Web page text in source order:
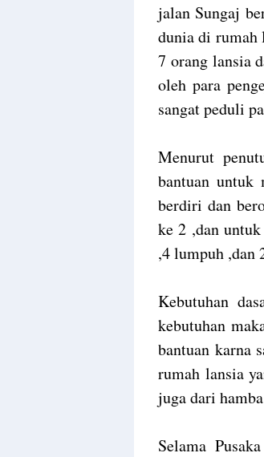
jalan Sungaj
dunia di rumah
7 orang lansia
oleh para
sangat peduli
Menurut
bantuan
berdiri dan
ke 2 ,dan
,4 lumpuh ,dan
Kebutuhan
kebutuhan
bantuan karna
rumah lansia
juga dari
Selama